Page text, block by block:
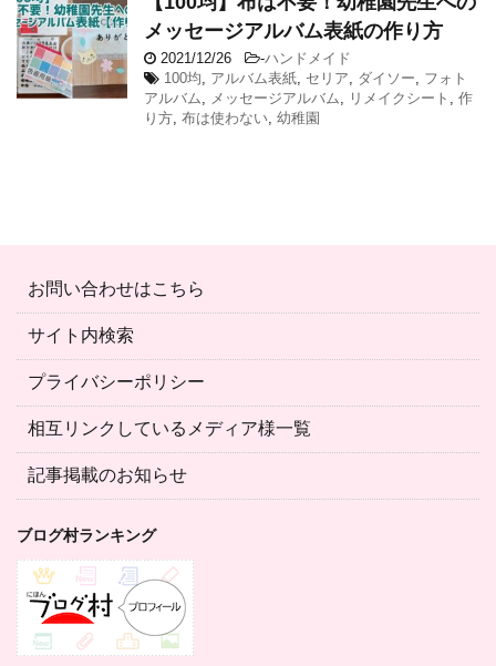
メッセージアルバム表紙の作り方
2021/12/26 -ハンドメイド
100均, アルバム表紙, セリア, ダイソー, フォト
アルバム, メッセージアルバム, リメイクシート , 作
り方, 布は使わない, 幼稚園
お問い合わせはこちら
サイト内検索
プライバシーポリシー
相互リンクしているメディア様一覧
記事掲載のお知らせ
ブログ村ランキング